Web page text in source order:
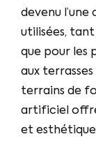
devenu l’une
utilisées,
que pour les
aux terrasses
terrains de
artificiel
et